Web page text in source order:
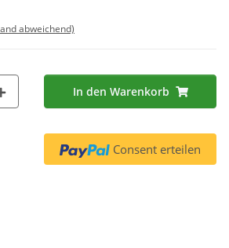
abweichend)
In den Warenkorb
Consent erteilen